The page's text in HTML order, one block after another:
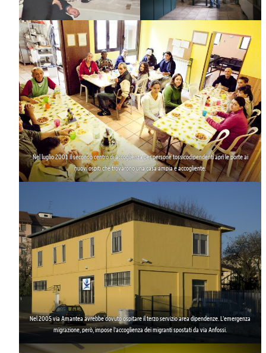
Nel luglio 2001 ilsecondo centro di accoglienza per persone tossicodipendentiaprì le porte ai
nuovi ospiti che trovarono una casa ampia e accogliente.
Nel 2005via Amantea avrebbe dovuto ospitare il terzo servizio area dipendenze. L’emergenza
migrazione, però, impose l’accoglienza dei migranti spostati da via Anfossi.